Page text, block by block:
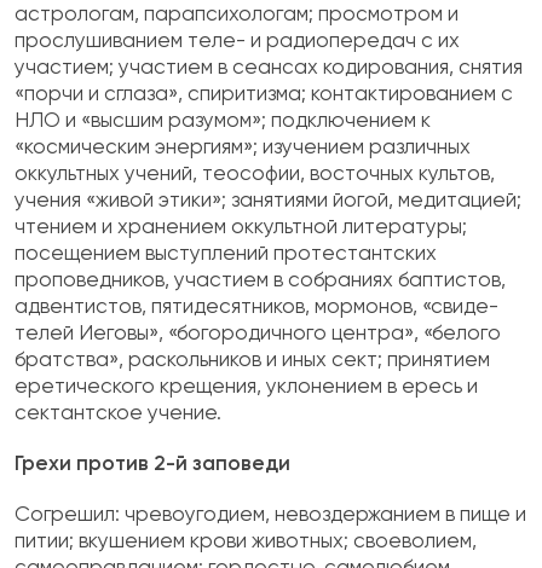
астрологам, парапсихологам; просмотром и
прослушиванием теле- и радиопередач с их
участием; участием в сеансах кодирования, сня­тия
«порчи и сглаза», спиритизма; контактирова­нием с
НЛО и «высшим разумом»; подключением к
«космическим энергиям»; изучением различных
оккультных учений, теософии, восточных культов,
учения «живой этики»; занятиями йогой, медита­цией;
чтением и хранением оккультной литера­туры;
посещением выступлений протестантских
проповедников, участием в собраниях баптистов,
адвентистов, пятидесятников, мормонов, «свиде­
телей Иеговы», «богородичного центра», «белого
братства», раскольников и иных сект; принятием
еретического крещения, уклонением в ересь и
сектантское учение.
Грехи против 2-й заповеди
Согрешил: чревоугодием, невоздержанием в пище и
питии; вкушением крови животных; свое­волием,